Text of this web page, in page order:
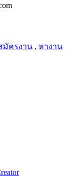
มัครงาน , หางาน